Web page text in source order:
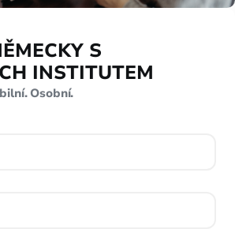
S
INSTITUTEM
Osobní.